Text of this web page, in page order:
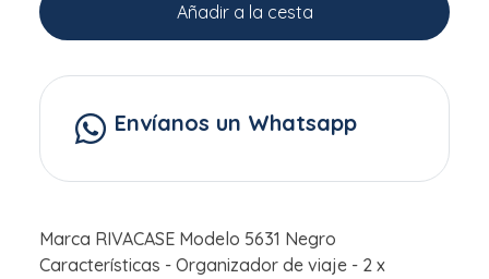
Añadir a la cesta
Envíanos un Whatsapp
Marca RIVACASE Modelo 5631 Negro
Características - Organizador de viaje - 2 x